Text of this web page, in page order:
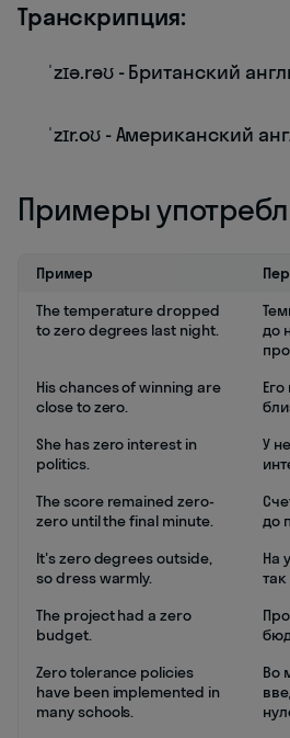
Транскрипция:
ˈzɪə.rəʊ - Британский
ˈzɪr.oʊ - Американский
Примеры
Пример
The temperature dropped
to zero degrees last night.
до
His chances of winning are
close to zero.
She has zero interest in
politics.
У
The score remained zero-
zero until the final minute.
до
It's zero degrees outside,
so dress warmly.
На
The project had a zero
budget.
Zero tolerance policies
have been implemented in
many schools.
Во